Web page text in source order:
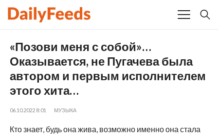
«Позови меня с собой»…
Оказывается, не Пугачева была
автором и первым исполнителем
этого хита…
06.10.2022 8:01 МУЗЫКА
Кто знает, будь она жива, возможно именно она стала